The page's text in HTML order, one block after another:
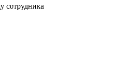
сотрудника